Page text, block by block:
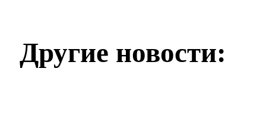
Другие новости: